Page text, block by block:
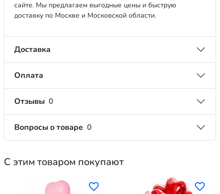
сайте. Мы предлагаем выгодные цены и быструю
доставку по Москве и Московской области.
Доставка
Оплата
Отзывы 0
Вопросы о товаре 0
С этим товаром покупают